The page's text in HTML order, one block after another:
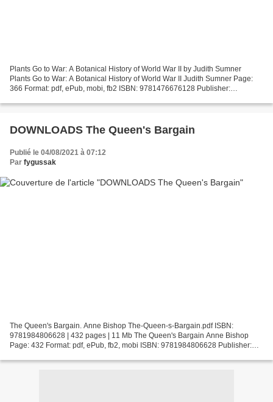
Plants Go to War: A Botanical History of World War II by Judith Sumner
Plants Go to War: A Botanical History of World War II Judith Sumner Page:
366 Format: pdf, ePub, mobi, fb2 ISBN: 9781476676128 Publisher:
DOWNLOADS The Queen's Bargain
Publié le 04/08/2021 à 07:12
Par fygussak
The Queen's Bargain. Anne Bishop The-Queen-s-Bargain.pdf ISBN:
9781984806628 | 432 pages | 11 Mb The Queen's Bargain Anne Bishop
Page: 432 Format: pdf, ePub, fb2, mobi ISBN: 9781984806628 Publisher: